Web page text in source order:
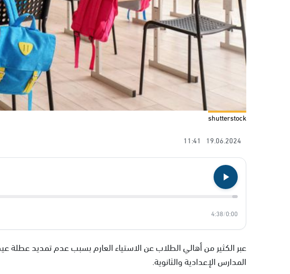
shutterstock
19.06.2024
11:41
0:00
/
4:38
عبر الكثير من أهالي الطلاب عن الاستياء العارم بسبب عدم تمديد عطلة
المدارس الإعدادية والثانوية.